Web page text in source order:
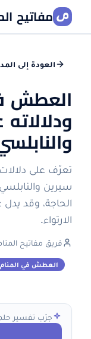
مفاتيح
العودة إلى
العطش
تعرّف على
سيرين
الحاجة، وقد يدل
الارتواء.
فريق مفاتيح
العطش في المنام
جرّب تفسير